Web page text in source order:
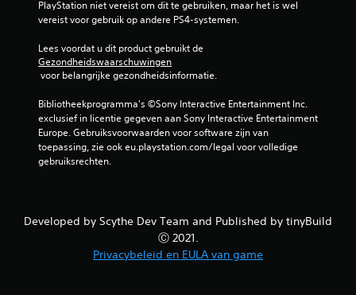
n
PlayStation niet vereist om dit te gebruiken, maar het is wel
vereist voor gebruik op andere PS4-systemen.
Lees voordat u dit product gebruikt de
Gezondheidswaarschuwingen
voor belangrijke gezondheidsinformatie.
Bibliotheekprogramma's ©Sony Interactive Entertainment Inc.
exclusief in licentie gegeven aan Sony Interactive Entertainment
Europe. Gebruiksvoorwaarden voor software zijn van
toepassing, zie ook eu.playstation.com/legal voor volledige
gebruiksrechten.
Developed by Scythe Dev Team and Published by tinyBuild
Ⓒ 2021.
Privacybeleid en EULA van game